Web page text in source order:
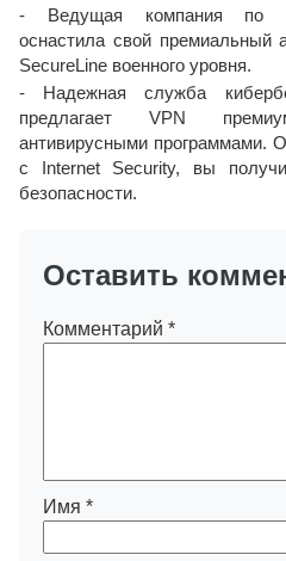
- Ведущая компания по
оснастила свой премиальный
SecureLine военного уровня.
- Надежная служба
предлагает VPN
антивирусными программами.
с Internet Security, вы
безопасности.
Оставить
Комментарий *
Имя *